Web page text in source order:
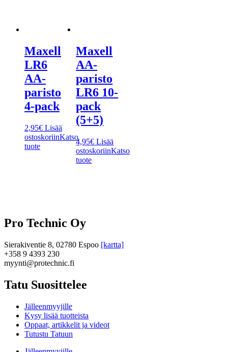
Maxell
LR6
AA-
paristo
4-pack
2,95€ Lisää
ostoskoriinKatso
tuote
Maxell
AA-
paristo
LR6 10-
pack
(5+5)
4,95€ Lisää
ostoskoriinKatso
tuote
Pro Technic Oy
Sierakiventie 8, 02780 Espoo [kartta]
+358 9 4393 230
myynti@protechnic.fi
Tatu Suosittelee
Jälleenmyyjille
Kysy lisää tuotteista
Oppaat, artikkelit ja videot
Tutustu Tatuun